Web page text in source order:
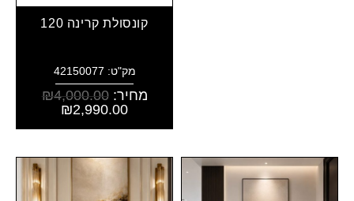
קונסולת קרינה 120
מק"ט: 42150077
מחיר: ₪4,000.00
₪2,990.00